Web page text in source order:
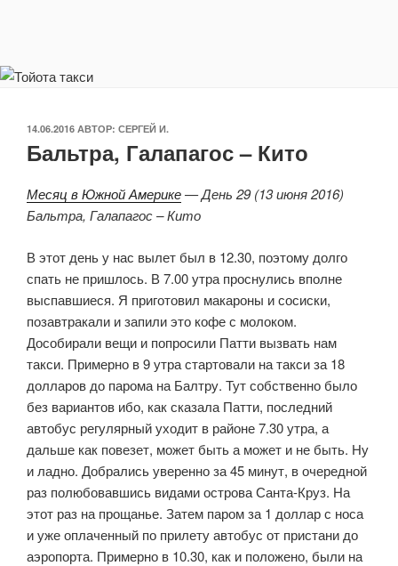
ОПУБЛИКОВАНО
14.06.2016 АВТОР: СЕРГЕЙ И.
Бальтра, Галапагос – Кито
Месяц в Южной Америке— День 29 (13 июня 2016)
Бальтра, Галапагос – Кито
В этот день у нас вылет был в 12.30, поэтому долго
спать не пришлось. В 7.00 утра проснулись вполне
выспавшиеся. Я приготовил макароны и сосиски,
позавтракали и запили это кофе с молоком.
Дособирали вещи и попросили Патти вызвать нам
такси. Примерно в 9 утра стартовали на такси за 18
долларов до парома на Балтру. Тут собственно было
без вариантов ибо, как сказала Патти, последний
автобус регулярный уходит в районе 7.30 утра, а
дальше как повезет, может быть а может и не быть. Ну
и ладно. Добрались уверенно за 45 минут, в очередной
раз полюбовавшись видами острова Санта-Круз. На
этот раз на прощанье. Затем паром за 1 доллар с носа
и уже оплаченный по прилету автобус от пристани до
аэропорта. Примерно в 10.30, как и положено, были на